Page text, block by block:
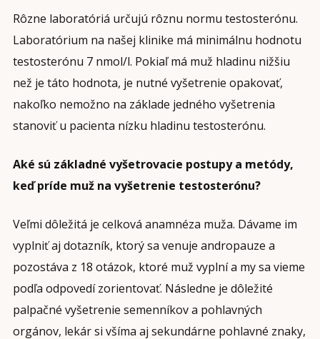
Rôzne laboratóriá určujú rôznu normu testosterónu.
Laboratórium na našej klinike má minimálnu hodnotu
testosterónu 7 nmol/l. Pokiaľ má muž hladinu nižšiu
než je táto hodnota, je nutné vyšetrenie opakovať,
nakoľko nemožno na základe jedného vyšetrenia
stanoviť u pacienta nízku hladinu testosterónu.
Aké sú základné vyšetrovacie postupy a metódy,
keď príde muž na vyšetrenie testosterónu?
Veľmi dôležitá je celková anamnéza muža. Dávame im
vyplniť aj dotazník, ktorý sa venuje andropauze a
pozostáva z 18 otázok, ktoré muž vyplní a my sa vieme
podľa odpovedí zorientovať. Následne je dôležité
palpačné vyšetrenie semenníkov a pohlavných
orgánov, lekár si všíma aj sekundárne pohlavné znaky,